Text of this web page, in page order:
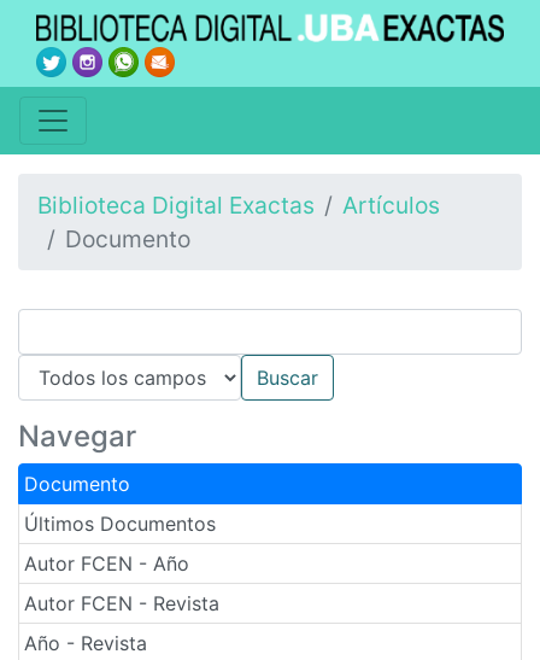
Biblioteca Digital Exactas
Artículos
Documento
Navegar
Documento
Últimos Documentos
Autor FCEN - Año
Autor FCEN - Revista
Año - Revista